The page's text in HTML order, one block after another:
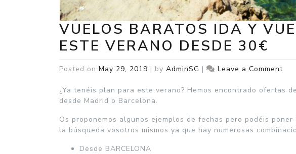
VUELOS BARATOS IDA Y
ESTE VERANO DESDE 30€
Posted on May 29, 2019 | by AdminSG | Leave a Commenton
A
¿Ya tenéis plan para este verano? Hemos encontrado ofertas
desde Madrid o Barcelona.
Os proponemos algunos ejemplos de fechas pero podéis
la búsqueda vosotros mismos ya que hay numerosas
Desde BARCELONA